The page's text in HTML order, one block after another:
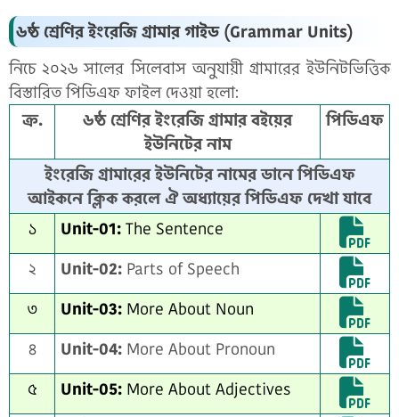
৬ষ্ঠ শ্রেণির ইংরেজি গ্রামার গাইড (Grammar Units)
নিচে ২০২৬ সালের সিলেবাস অনুযায়ী গ্রামারের ইউনিটভিত্তিক
বিস্তারিত পিডিএফ ফাইল দেওয়া হলো:
ক্র.
৬ষ্ঠ শ্রেণির ইংরেজি গ্রামার বইয়ের
ইউনিটের নাম
পিডিএফ
ইংরেজি গ্রামারের ইউনিটের নামের ডানে পিডিএফ
আইকনে ক্লিক করলে ঐ অধ্যায়ের পিডিএফ দেখা যাবে
১
Unit-01: The Sentence
২
Unit-02: Parts of Speech
৩
Unit-03: More About Noun
৪
Unit-04: More About Pronoun
৫
Unit-05: More About Adjectives